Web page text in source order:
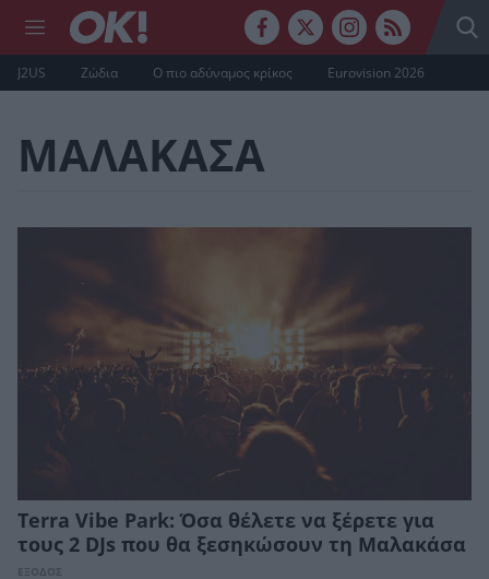
J2US Ζώδια Ο πιο αδύναμος κρίκος Eurovision 2026
ΜΑΛΑΚΑΣΑ
Terra Vibe Park: Όσα θέλετε να ξέρετε για
τους 2 DJs που θα ξεσηκώσουν τη Μαλακάσα
ΕΞΟΔΟΣ